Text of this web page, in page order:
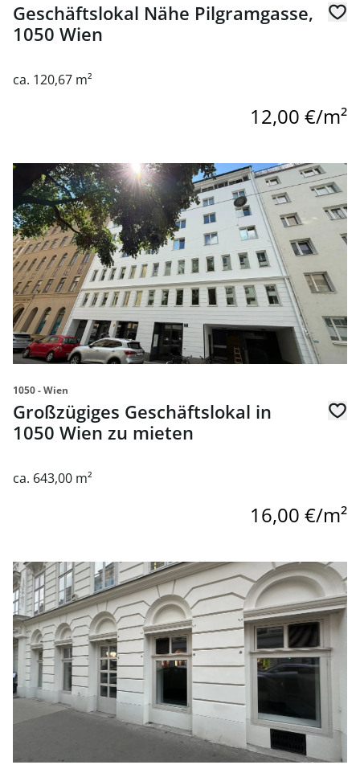
Geschäftslokal Nähe Pilgramgasse,
1050 Wien
ca. 120,67 m²
12,00 €/m²
Link zur Seite Großzügiges Geschäftslokal in 1050 Wien
1050 - Wien
Großzügiges Geschäftslokal in
1050 Wien zu mieten
ca. 643,00 m²
16,00 €/m²
Link zur Seite Geschäftslokal in 1060 Wien zu mieten